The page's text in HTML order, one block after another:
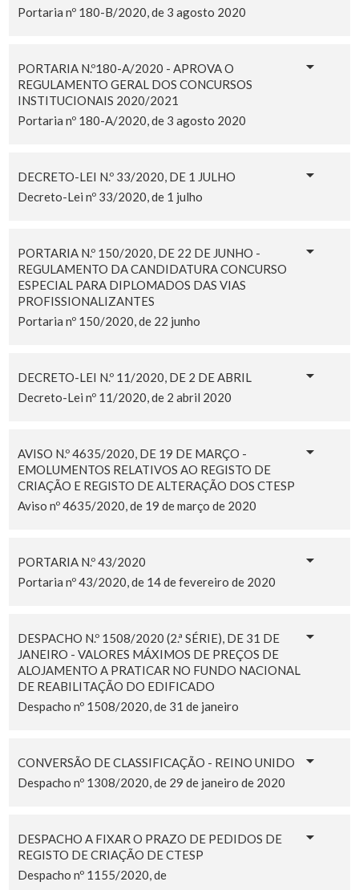
Portaria nº 180-B/2020, de 3 agosto 2020
PORTARIA N.º180-A/2020 - APROVA O
REGULAMENTO GERAL DOS CONCURSOS
INSTITUCIONAIS 2020/2021
Portaria nº 180-A/2020, de 3 agosto 2020
DECRETO-LEI N.º 33/2020, DE 1 JULHO
Decreto-Lei nº 33/2020, de 1 julho
PORTARIA N.º 150/2020, DE 22 DE JUNHO -
REGULAMENTO DA CANDIDATURA CONCURSO
ESPECIAL PARA DIPLOMADOS DAS VIAS
PROFISSIONALIZANTES
Portaria nº 150/2020, de 22 junho
DECRETO-LEI N.º 11/2020, DE 2 DE ABRIL
Decreto-Lei nº 11/2020, de 2 abril 2020
AVISO N.º 4635/2020, DE 19 DE MARÇO -
EMOLUMENTOS RELATIVOS AO REGISTO DE
CRIAÇÃO E REGISTO DE ALTERAÇÃO DOS CTESP
Aviso nº 4635/2020, de 19 de março de 2020
PORTARIA N.º 43/2020
Portaria nº 43/2020, de 14 de fevereiro de 2020
DESPACHO N.º 1508/2020 (2.ª SÉRIE), DE 31 DE
JANEIRO - VALORES MÁXIMOS DE PREÇOS DE
ALOJAMENTO A PRATICAR NO FUNDO NACIONAL
DE REABILITAÇÃO DO EDIFICADO
Despacho nº 1508/2020, de 31 de janeiro
CONVERSÃO DE CLASSIFICAÇÃO - REINO UNIDO
Despacho nº 1308/2020, de 29 de janeiro de 2020
DESPACHO A FIXAR O PRAZO DE PEDIDOS DE
REGISTO DE CRIAÇÃO DE CTESP
Despacho nº 1155/2020, de